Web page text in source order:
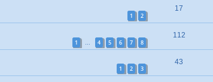
1 2
17
1 … 4 5 6 7 8
112
1 2 3
43